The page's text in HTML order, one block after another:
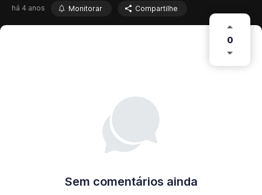
há 4 anos Monitorar Compartilhe
0
Sem comentários ainda